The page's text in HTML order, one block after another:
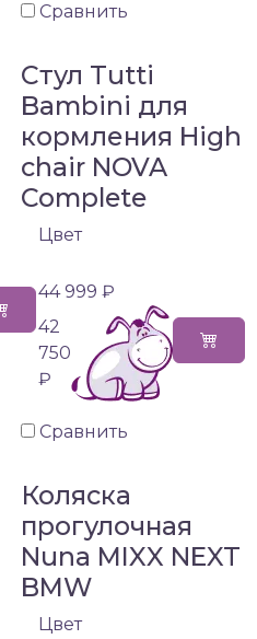
Сравнить
Стул Tutti
Bambini для
кормления High
chair NOVA
Complete
Цвет
44 999 ₽
42
750
₽
Сравнить
Коляска
прогулочная
Nuna MIXX NEXT
BMW
Цвет